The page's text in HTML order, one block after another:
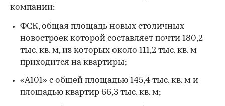
00:00 / 00:00
компании:
ФСК, общая площадь новых столичных
новостроек которой составляет почти 180,2
тыс. кв. м, из которых около 111,2 тыс. кв. м
приходится на квартиры;
«А101» с общей площадью 145,4 тыс. кв. м и
площадью квартир 66,3 тыс. кв. м;